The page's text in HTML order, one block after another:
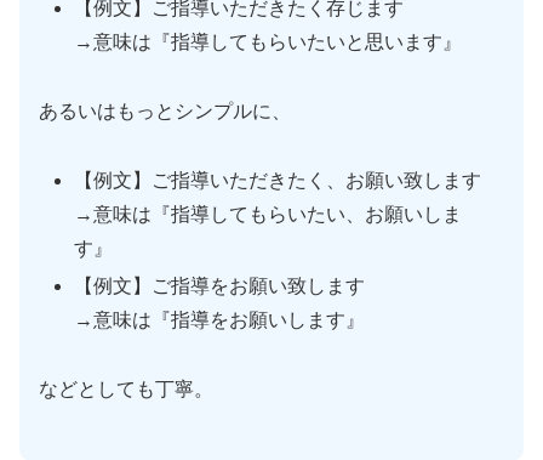
【例文】ご指導いただきたく存じます
→意味は『指導してもらいたいと思います』
あるいはもっとシンプルに、
【例文】ご指導いただきたく、お願い致します
→意味は『指導してもらいたい、お願いしま
す』
【例文】ご指導をお願い致します
→意味は『指導をお願いします』
などとしても丁寧。